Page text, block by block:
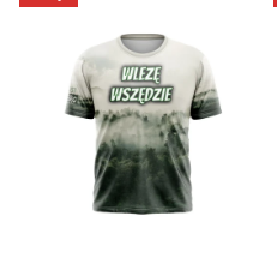
DO KOSZYKA